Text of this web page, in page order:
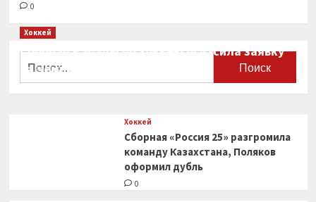
0
Хоккей
Сборная Канады по хоккею огласила заявку
на чемпионат мира
Хоккей
Сборная «Россия 25» разгромила
команду Казахстана, Поляков
оформил дубль
0